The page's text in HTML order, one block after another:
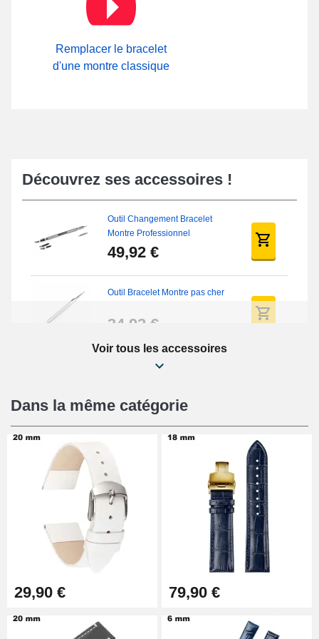
envisageable d'observer en détail une large gamme de fermoirs
actuellement disponibles.
Remplacer le bracelet
d'une montre classique
Découvrez ses accessoires !
Outil Changement Bracelet
Montre Professionnel
49,92 €
Outil Bracelet Montre pas cher
34,92 €
Kit Réparation Montre Débutant
16,90 €
Pied à Coulisse Numérique
Pince à Poinçonner (pince trou)
57,42 €
Pince Trou pour Bracelet de
Voir tous les accessoires
Dans la même catégorie
29,90 € 79,90 €